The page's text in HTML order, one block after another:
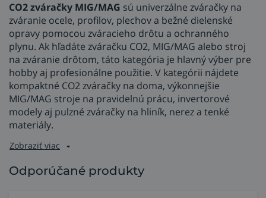
CO2 zváračky MIG/MAG sú univerzálne zváračky na
zváranie ocele, profilov, plechov a bežné dielenské
opravy pomocou zváracieho drôtu a ochranného
plynu. Ak hľadáte zváračku CO2, MIG/MAG alebo stroj
na zváranie drôtom, táto kategória je hlavný výber pre
hobby aj profesionálne použitie. V kategórii nájdete
kompaktné CO2 zváračky na doma, výkonnejšie
MIG/MAG stroje na pravidelnú prácu, invertorové
modely aj pulzné zváračky na hliník, nerez a tenké
materiály.
Zobraziť viac
Odporúčané produkty